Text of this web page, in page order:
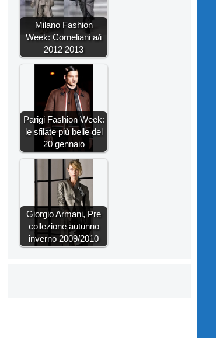
Milano Fashion
Week: Corneliani a/i
2012 2013
Parigi Fashion Week:
le sfilate più belle del
20 gennaio
Giorgio Armani, Pre
collezione autunno
inverno 2009/2010